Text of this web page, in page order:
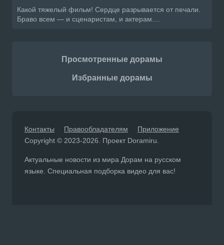
Какой тяжелый фильм! Сердце разрывается от печали.
Браво всем — и сценаристам, и актерам....
Просмотренные дорамы
Избранные дорамы
Контакты Правообладателям
Приложение
Copyright © 2023-2026. Проект Doramiru.
Актуальные новости из мира Дорам на русском
языке. Специальная подборка видео для вас!